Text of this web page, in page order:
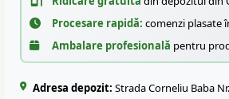
Procesare rapidă: comenzi plasate
Ambalare profesională pentru
Adresa depozit: Strada Corneliu Baba